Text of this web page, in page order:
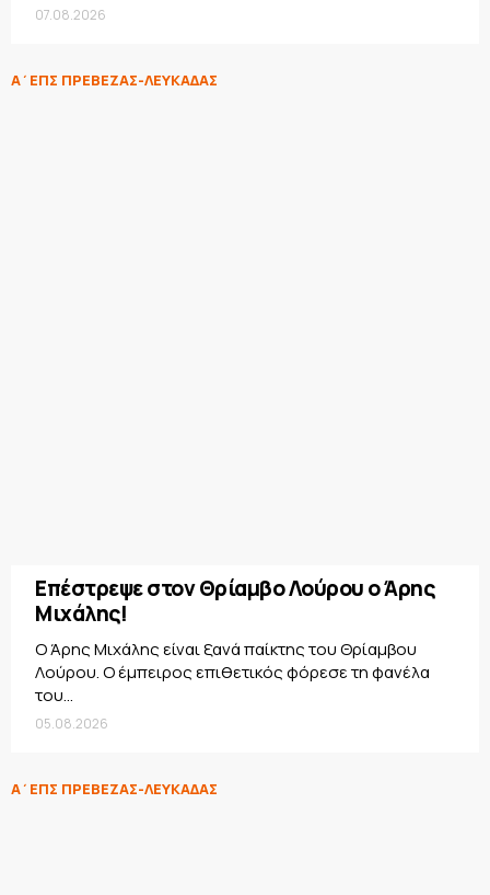
07.08.2026
Α΄ΕΠΣ ΠΡΕΒΕΖΑΣ-ΛΕΥΚΑΔΑΣ
Επέστρεψε στον Θρίαμβο Λούρου ο Άρης
Μιχάλης!
Ο Άρης Μιχάλης είναι ξανά παίκτης του Θρίαμβου
Λούρου. Ο έμπειρος επιθετικός φόρεσε τη φανέλα
του...
05.08.2026
Α΄ΕΠΣ ΠΡΕΒΕΖΑΣ-ΛΕΥΚΑΔΑΣ